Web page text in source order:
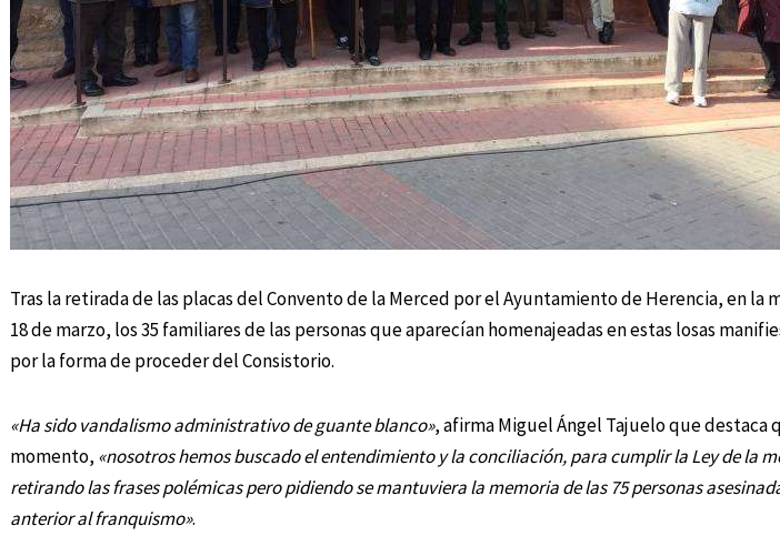
Tras la retirada de las placas del Convento de la Merced por el Ayuntamiento de Herencia, en la
18 de marzo, los 35 familiares de las personas que aparecían homenajeadas en estas losas
por la forma de proceder del Consistorio.
«Ha sido vandalismo administrativo de guante blanco», afirma Miguel Ángel Tajuelo que destaca
momento, «nosotros hemos buscado el entendimiento y la conciliación, para cumplir la Ley de la
retirando las frases polémicas pero pidiendo se mantuviera la memoria de las 75 personas
anterior al franquismo».